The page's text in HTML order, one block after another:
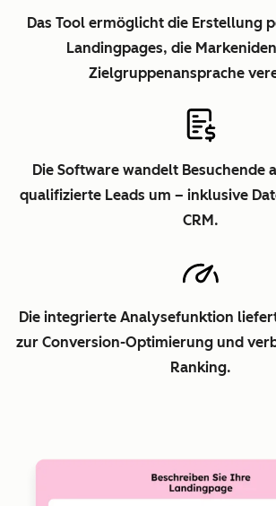
Das Tool ermöglicht die Erstellung
Landingpages, die
Zielgruppenansprache
Die Software wandelt Besuchende
qualifizierte Leads um – inklusive
CRM.
Die integrierte Analysefunktion
zur Conversion-Optimierung und
Ranking.